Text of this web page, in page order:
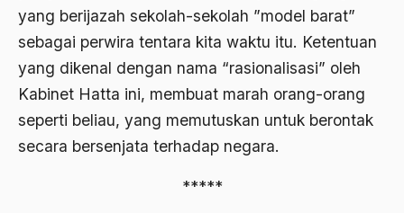
yang berijazah sekolah-sekolah ”model barat”
sebagai perwira tentara kita waktu itu. Ketentuan
yang dikenal dengan nama “rasionalisasi” oleh
Kabinet Hatta ini, membuat marah orang-orang
seperti beliau, yang memutuskan untuk berontak
secara bersenjata terhadap negara.
*****
ajaran kemasyarakatan
Ajengan SIngaparna
Akademi Jakarta
Akbar tanjung